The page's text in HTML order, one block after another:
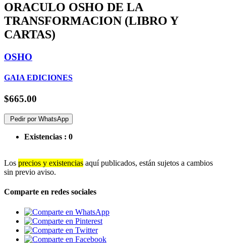
ORACULO OSHO DE LA
TRANSFORMACION (LIBRO Y
CARTAS)
OSHO
GAIA EDICIONES
$665.00
Pedir por WhatsApp
Existencias : 0
Los precios y existencias aquí publicados, están sujetos a cambios
sin previo aviso.
Comparte en redes sociales